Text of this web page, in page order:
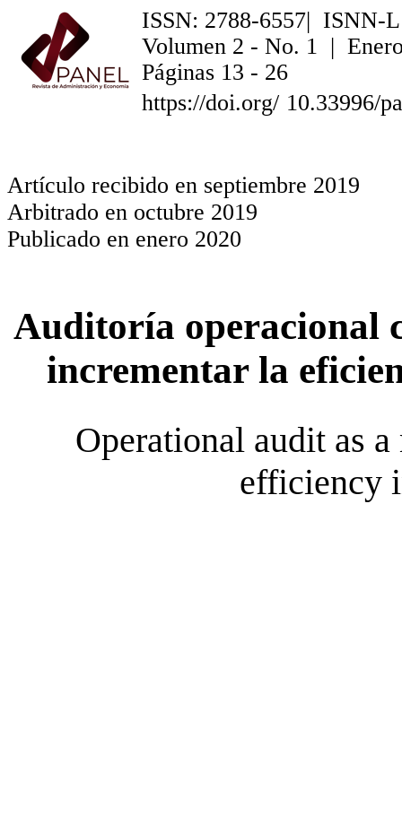
ISSN: 2788-6557| ISNN-
Volumen 2 - No. 1 |
Páginas 13 - 26
https://doi.org/ 10.33996/
Artículo recibido en septiembre 2019
Arbitrado en octubre 2019
Publicado en enero 2020
Auditoría operacional
incrementar la
Operational audit as
efficiency